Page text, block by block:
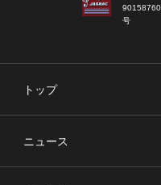
号
トップ
ニュース